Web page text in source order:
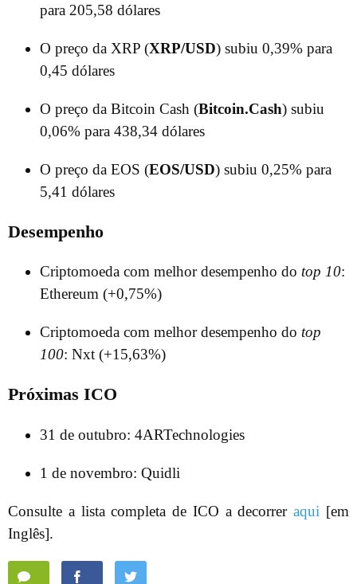
para 205,58 dólares
O preço da XRP (XRP/USD) subiu 0,39% para
0,45 dólares
O preço da Bitcoin Cash (Bitcoin.Cash) subiu
0,06% para 438,34 dólares
O preço da EOS (EOS/USD) subiu 0,25% para
5,41 dólares
Desempenho
Criptomoeda com melhor desempenho do top 10:
Ethereum (+0,75%)
Criptomoeda com melhor desempenho do top
100: Nxt (+15,63%)
Próximas ICO
31 de outubro: 4ARTechnologies
1 de novembro: Quidli
Consulte a lista completa de ICO a decorreraqui [em
Inglês].